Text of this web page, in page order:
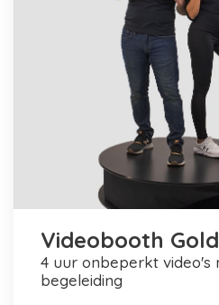
Videobooth Gold
4 uur onbeperkt video's maken + personele
begeleiding